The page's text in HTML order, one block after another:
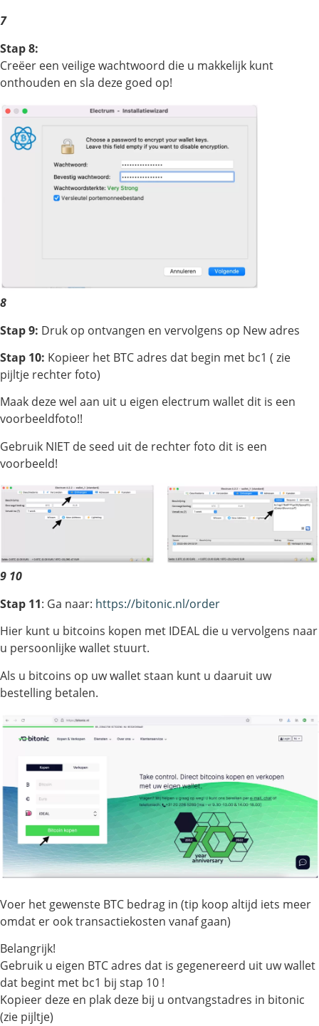
7
Stap 8:
Creëer een veilige wachtwoord die u makkelijk kunt
onthouden en sla deze goed op!
8
Stap 9: Druk op ontvangen en vervolgens op New adres
Stap 10: Kopieer het BTC adres dat begin met bc1 ( zie
pijltje rechter foto)
Maak deze wel aan uit u eigen electrum wallet dit is een
voorbeeldfoto!!
Gebruik NIET de seed uit de rechter foto dit is een
voorbeeld!
9 10
Stap 11: Ga naar: https://bitonic.nl/order
Hier kunt u bitcoins kopen met IDEAL die u vervolgens naar
u persoonlijke wallet stuurt.
Als u bitcoins op uw wallet staan kunt u daaruit uw
bestelling betalen.
Voer het gewenste BTC bedrag in (tip koop altijd iets meer
omdat er ook transactiekosten vanaf gaan)
Belangrijk!
Gebruik u eigen BTC adres dat is gegenereerd uit uw wallet
dat begint met bc1 bij stap 10 !
Kopieer deze en plak deze bij u ontvangstadres in bitonic
(zie pijltje)